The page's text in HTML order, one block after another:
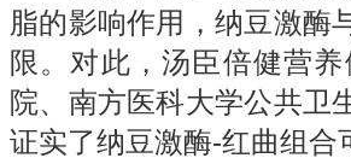
脂的影响作用，纳豆激酶
限。对此，汤臣倍健营养
院、南方医科大学公共卫
证实了纳豆激酶-红曲组合